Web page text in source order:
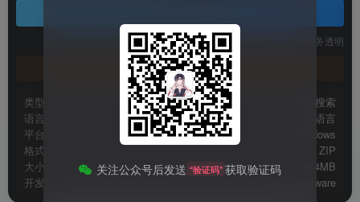
技术支持 服务透明
官方地址
类型
文件搜索
语言
多语言
平台
Windows
格式
ZIP
大小
16.4MB
开发
JAM Software
关注公众号后发送 “验证码” 获取验证码